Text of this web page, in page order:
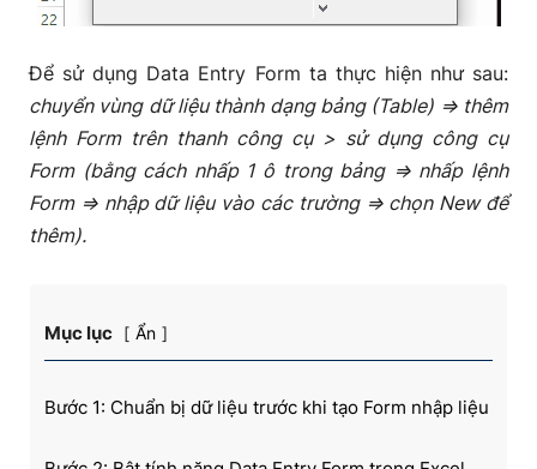
Để sử dụng Data Entry Form ta thực hiện như sau:
chuyển vùng dữ liệu thành dạng bảng (Table) => thêm
lệnh Form trên thanh công cụ > sử dụng công cụ
Form (bằng cách nhấp 1 ô trong bảng => nhấp lệnh
Form => nhập dữ liệu vào các trường => chọn New để
thêm).
Mục lục Ẩn
Bước 1: Chuẩn bị dữ liệu trước khi tạo Form nhập liệu